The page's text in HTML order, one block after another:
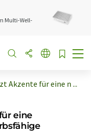
Multi-Well-
Akzente für eine n ...
eine